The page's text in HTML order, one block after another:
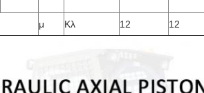
μ Κλ 12 12